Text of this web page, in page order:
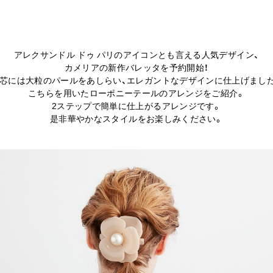
アレクサンドル ドゥ パリのアイコンとも言える人気デザイン、
カメリアの新作バレッタを予約開始！
には大粒のパールをあしらい、エレガントなデザインに仕上げまし
こちらを用いたローポニーテールのアレンジをご紹介。
2ステップで簡単に仕上がるアレンジです。
是非華やかなスタイルをお楽しみください。